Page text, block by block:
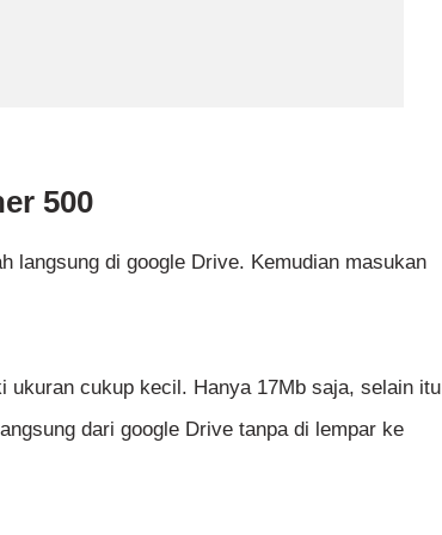
500
langsung di google Drive. Kemudian masukan
ukuran cukup kecil. Hanya 17Mb saja, selain itu
dari google Drive tanpa di lempar ke